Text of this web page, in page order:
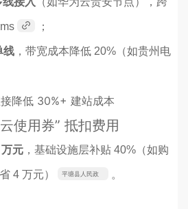
；
线 ，带宽成本降低 20%（如贵州电
降低 30%+ 建站成本
使用券” 抵扣费用
元 ，基础设施层补贴 40%（如购
4 万元）
平塘县人民政
。